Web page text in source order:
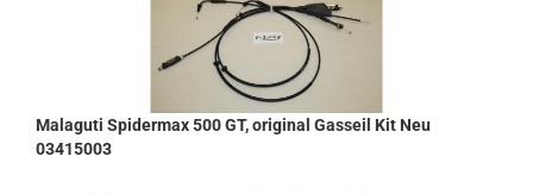
Malaguti Spidermax 500 GT, original Gasseil Kit Neu
03415003